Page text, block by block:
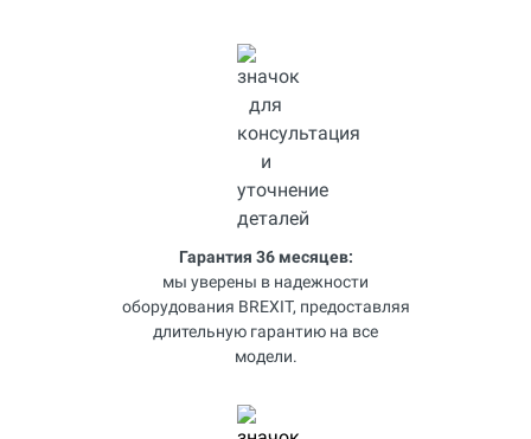
Гарантия 36 месяцев:
мы уверены в надежности
оборудования BREXIT, предоставляя
длительную гарантию на все
модели.